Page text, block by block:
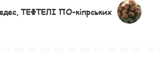
ТЕФТЕЛІ ПО-кіпрських